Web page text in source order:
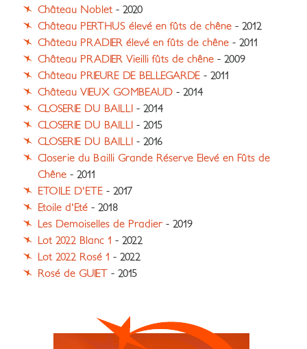
Château Noblet - 2020
Château PERTHUS élevé en fûts de chêne - 2012
Château PRADIER élevé en fûts de chêne - 2011
Château PRADIER Vieilli fûts de chêne - 2009
Château PRIEURE DE BELLEGARDE - 2011
Château VIEUX GOMBEAUD - 2014
CLOSERIE DU BAILLI - 2014
CLOSERIE DU BAILLI - 2015
CLOSERIE DU BAILLI - 2016
Closerie du Bailli Grande Réserve Elevé en Fûts de
Chêne - 2011
ETOILE D'ETE - 2017
Etoile d'Eté - 2018
Les Demoiselles de Pradier - 2019
Lot 2022 Blanc 1 - 2022
Lot 2022 Rosé 1 - 2022
Rosé de GUIET - 2015